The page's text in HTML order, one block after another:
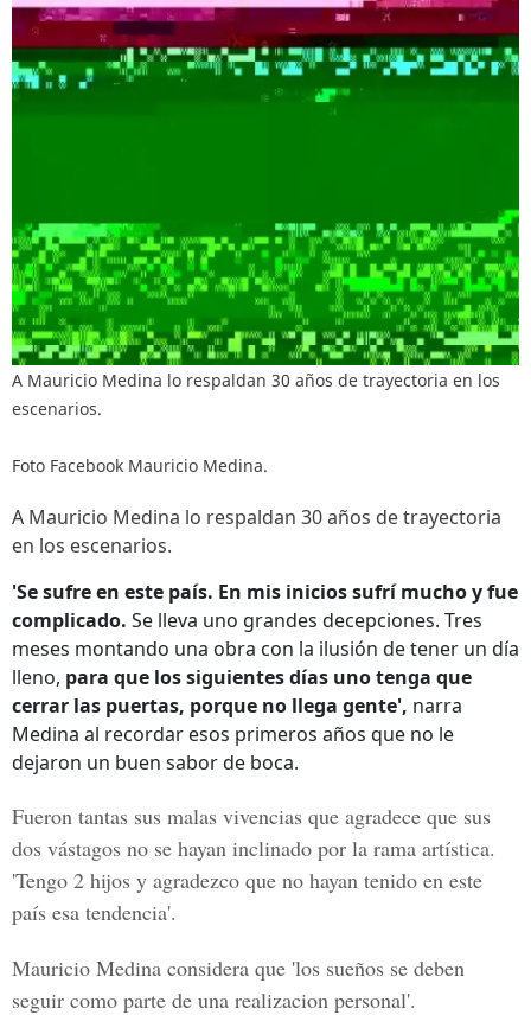
A Mauricio Medina lo respaldan 30 años de trayectoria en los
escenarios.
Foto Facebook Mauricio Medina.
A Mauricio Medina lo respaldan 30 años de trayectoria
en los escenarios.
'Se sufre en este país. En mis inicios sufrí mucho y fue
complicado. Se lleva uno grandes decepciones. Tres
meses montando una obra con la ilusión de tener un día
lleno, para que los siguientes días uno tenga que
cerrar las puertas, porque no llega gente', narra
Medina al recordar esos primeros años que no le
dejaron un buen sabor de boca.
Fueron tantas sus malas vivencias que agradece que sus
dos vástagos no se hayan inclinado por la rama artística.
'Tengo 2 hijos y agradezco que no hayan tenido en este
país esa tendencia'.
Mauricio Medina considera que 'los sueños se deben
seguir como parte de una realizacion personal'.